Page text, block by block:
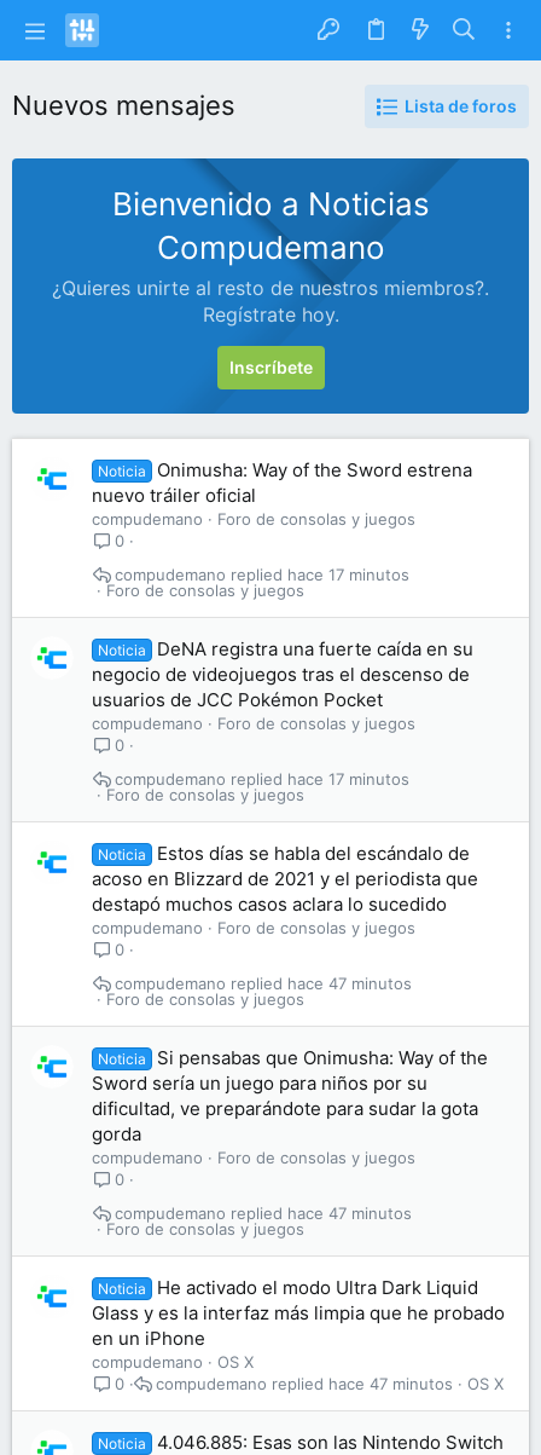
Nuevos mensajes Lista de foros
Bienvenido a Noticias
Compudemano
¿Quieres unirte al resto de nuestros miembros?.
Regístrate hoy.
Inscríbete
Noticia
Onimusha: Way of the Sword estrena
nuevo tráiler oficial
compudemano
Foro de consolas y juegos
0
Foro de consolas y juegos
hace 17 minutos
compudemano
Noticia
DeNA registra una fuerte caída en su
negocio de videojuegos tras el descenso de
usuarios de JCC Pokémon Pocket
compudemano
Foro de consolas y juegos
0
Foro de consolas y juegos
hace 17 minutos
compudemano
Noticia
Estos días se habla del escándalo de
acoso en Blizzard de 2021 y el periodista que
destapó muchos casos aclara lo sucedido
compudemano
Foro de consolas y juegos
0
Foro de consolas y juegos
hace 47 minutos
compudemano
Noticia
Si pensabas que Onimusha: Way of the
Sword sería un juego para niños por su
dificultad, ve preparándote para sudar la gota
gorda
compudemano
Foro de consolas y juegos
0
Foro de consolas y juegos
hace 47 minutos
compudemano
Noticia
He activado el modo Ultra Dark Liquid
Glass y es la interfaz más limpia que he probado
en un iPhone
compudemano
OS X
0
OS X
hace 47 minutos
compudemano
Noticia
4.046.885: Esas son las Nintendo Switch